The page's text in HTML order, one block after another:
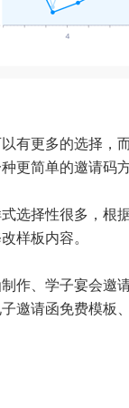
有更多的选择，
更简单的邀请码
选择性很多，根
样板内容。
作、学子宴会邀
邀请函免费模板